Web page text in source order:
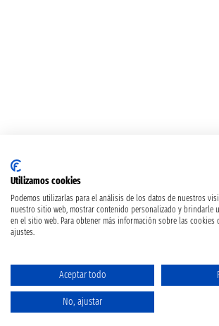
Utilizamos cookies
Podemos utilizarlas para el análisis de los datos de nuestros
nuestro sitio web, mostrar contenido personalizado y brindarle
en el sitio web. Para obtener más información sobre las cookies
ajustes.
Aceptar todo
No, ajustar